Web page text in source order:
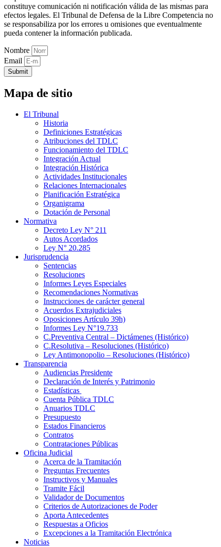
constituye comunicación ni notificación válida de las mismas para
efectos legales. El Tribunal de Defensa de la Libre Competencia no
se responsabiliza por los errores u omisiones que eventualmente
pueda contener la información publicada.
Nombre
Email
Submit
Mapa de sitio
El Tribunal
Historia
Definiciones Estratégicas
Atribuciones del TDLC
Funcionamiento del TDLC
Integración Actual
Integración Histórica
Actividades Institucionales
Relaciones Internacionales
Planificación Estratégica
Organigrama
Dotación de Personal
Normativa
Decreto Ley N° 211
Autos Acordados
Ley N° 20.285
Jurisprudencia
Sentencias
Resoluciones
Informes Leyes Especiales
Recomendaciones Normativas
Instrucciones de carácter general
Acuerdos Extrajudiciales
Oposiciones Artículo 39h)
Informes Ley N°19.733
C.Preventiva Central – Dictámenes (Histórico)
C.Resolutiva – Resoluciones (Histórico)
Ley Antimonopolio – Resoluciones (Histórico)
Transparencia
Audiencias Presidente
Declaración de Interés y Patrimonio
Estadísticas
Cuenta Pública TDLC
Anuarios TDLC
Presupuesto
Estados Financieros
Contratos
Contrataciones Públicas
Oficina Judicial
Acerca de la Tramitación
Preguntas Frecuentes
Instructivos y Manuales
Tramite Fácil
Validador de Documentos
Criterios de Autorizaciones de Poder
Aporta Antecedentes
Respuestas a Oficios
Excepciones a la Tramitación Electrónica
Noticias